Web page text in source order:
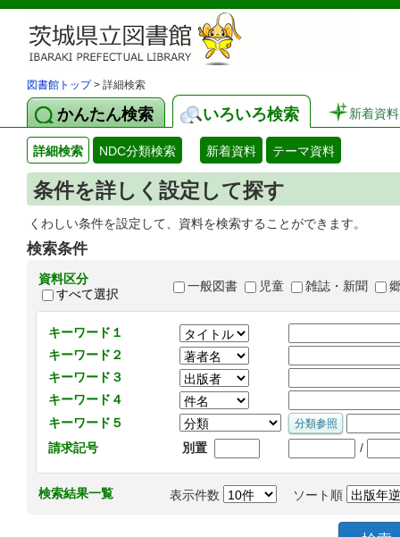
図書館トップ> 詳細検索
かんたん検索 いろいろ検索 新着資料
詳細検索 NDC分類検索 新着資料 テーマ資料
条件を詳しく設定して探す
くわしい条件を設定して、資料を検索することができます。
検索条件
資料区分
すべて選択
一般図書 児童 雑誌・新聞
キーワード１
キーワード２
キーワード３
キーワード４
キーワード５
請求記号
別置 /
検索結果一覧 表示件数 ソート順